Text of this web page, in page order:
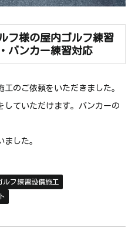
フ様の屋内ゴルフ練習
バンカー練習対応
のご依頼をいただきました。
していただけます。バンカーの
した。
ルフ練習設備施工